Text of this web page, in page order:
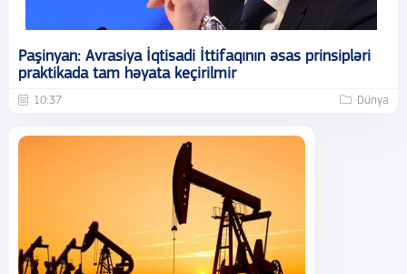
Paşinyan: Avrasiya İqtisadi İttifaqının əsas prinsipləri
praktikada tam həyata keçirilmir
10:37 Dünya